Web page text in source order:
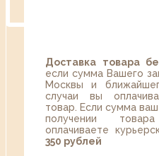
Доставка товара
если сумма Вашего
Москвы и
случаи вы
товар. Если сумма
получении
оплачиваете
350 рублей